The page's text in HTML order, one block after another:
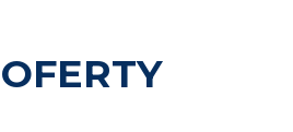
OFERTY